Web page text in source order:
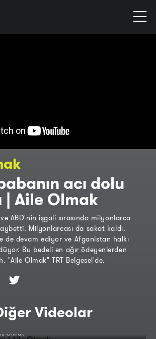
acı dolu
| Aile Olmak
ABD'nin işgali sırasında milyonlarca
Milyonlarcası da sakat kaldı.
de devam ediyor ve Afganistan halkı
Bu bedeli en ağır ödeyenlerden
"Aile Olmak" TRT Belgesel'de.
Videolar
Olmak